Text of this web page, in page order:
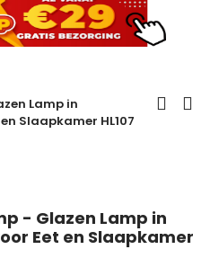
Lamp in
Slaapkamer HL107
- Glazen Lamp in
Eet en Slaapkamer